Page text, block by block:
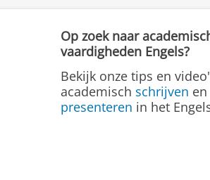
beter onthoudt.
Sprekers kunnen
ze belangrijke punten
omdat ze kunnen
Op zoek naar
vaardigheden Engels?
Bekijk onze tips en
academisch schrijven en
presenteren in het